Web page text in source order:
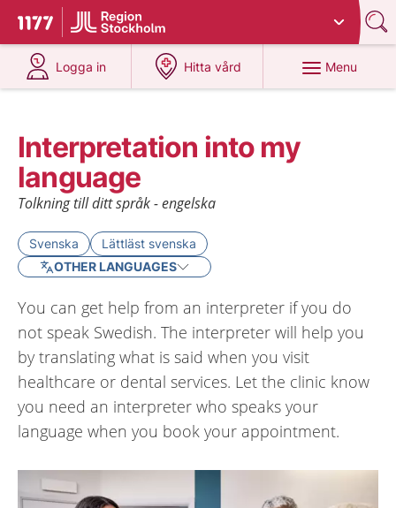
To start page for 1177
Du har valt region
Logga in
at 1177.se
Hitta vård
at 1177.se
Menu
Interpretation into my
language
Tolkning till ditt språk - engelska
Svenska
Lättläst svenska
OTHER LANGUAGES
You can get help from an interpreter if you do
not speak Swedish. The interpreter will help you
by translating what is said when you visit
healthcare or dental services. Let the clinic know
you need an interpreter who speaks your
language when you book your appointment.